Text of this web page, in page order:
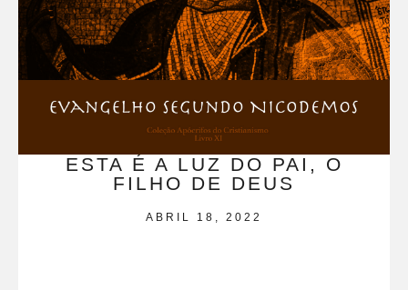
ESTA É A LUZ DO PAI, O
FILHO DE DEUS
ABRIL 18, 2022